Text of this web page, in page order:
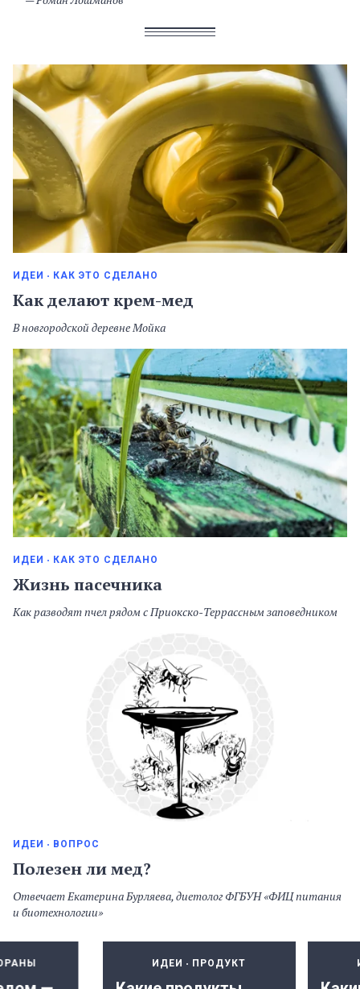
ИДЕИ КАК ЭТО СДЕЛАНО
Как делают крем-мед
В новгородской деревне Мойка
ИДЕИ КАК ЭТО СДЕЛАНО
Жизнь пасечника
Как разводят пчел рядом с Приокско-Террассным заповедником
ИДЕИ ВОПРОС
Полезен ли мед?
Отвечает Екатерина Бурляева, диетолог ФГБУН «ФИЦ питания
и биотехнологии»
ИДЕИ ПРОДУКТ